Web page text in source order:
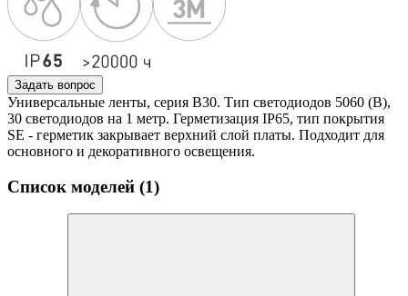
Задать вопрос
Универсальные ленты, серия B30. Тип светодиодов 5060 (B),
30 светодиодов на 1 метр. Герметизация IP65, тип покрытия
SE - герметик закрывает верхний слой платы. Подходит для
основного и декоративного освещения.
Список моделей (1)